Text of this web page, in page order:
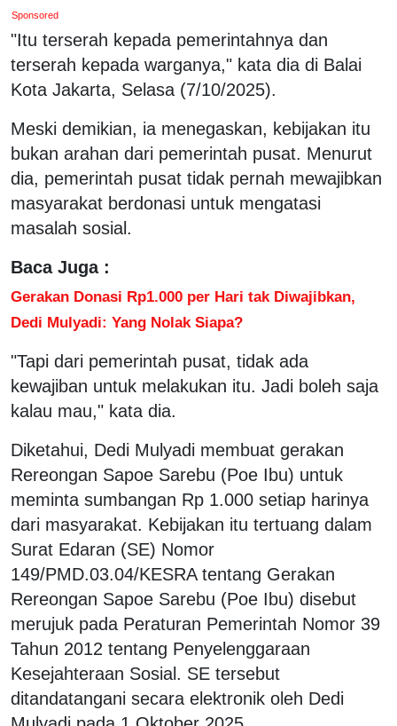
Sponsored
"Itu terserah kepada pemerintahnya dan
terserah kepada warganya," kata dia di Balai
Kota Jakarta, Selasa (7/10/2025).
Meski demikian, ia menegaskan, kebijakan itu
bukan arahan dari pemerintah pusat. Menurut
dia, pemerintah pusat tidak pernah mewajibkan
masyarakat berdonasi untuk mengatasi
masalah sosial.
Baca Juga :
Gerakan Donasi Rp1.000 per Hari tak Diwajibkan,
Dedi Mulyadi: Yang Nolak Siapa?
"Tapi dari pemerintah pusat, tidak ada
kewajiban untuk melakukan itu. Jadi boleh saja
kalau mau," kata dia.
Diketahui, Dedi Mulyadi membuat gerakan
Rereongan Sapoe Sarebu (Poe Ibu) untuk
meminta sumbangan Rp 1.000 setiap harinya
dari masyarakat. Kebijakan itu tertuang dalam
Surat Edaran (SE) Nomor
149/PMD.03.04/KESRA tentang Gerakan
Rereongan Sapoe Sarebu (Poe Ibu) disebut
merujuk pada Peraturan Pemerintah Nomor 39
Tahun 2012 tentang Penyelenggaraan
Kesejahteraan Sosial. SE tersebut
ditandatangani secara elektronik oleh Dedi